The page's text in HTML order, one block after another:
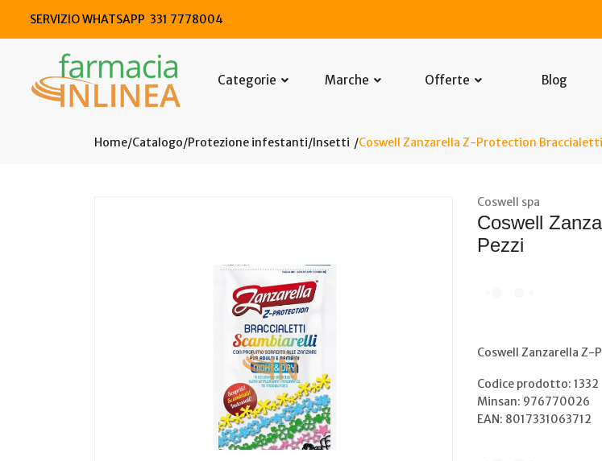
SERVIZIO WHATSAPP 331 7778004
Categorie Marche Offerte Blog
Home Catalogo/Protezione infestanti/Insetti Coswell Zanzarella Z-Protection
Coswell spa
Coswell
Pezzi
Coswell Zanzarella Z-
Codice prodotto: 1332
Minsan: 976770026
EAN: 8017331063712